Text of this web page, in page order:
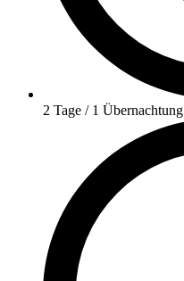
2 Tage / 1 Übernachtung